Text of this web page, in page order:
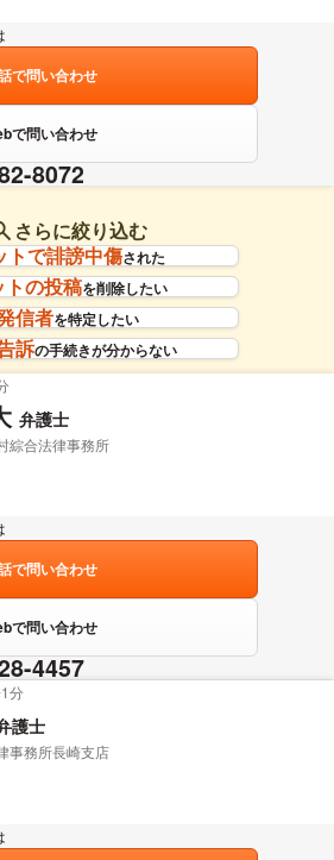
で問い合わせ
で問い合わせ
8072
さらに絞り込む
トで誹謗中傷された
トの投稿を削除したい
信者を特定したい
訴の手続きが分からない
弁護士
綜合法律事務所
で問い合わせ
で問い合わせ
4457
分
護士
事務所長崎支店